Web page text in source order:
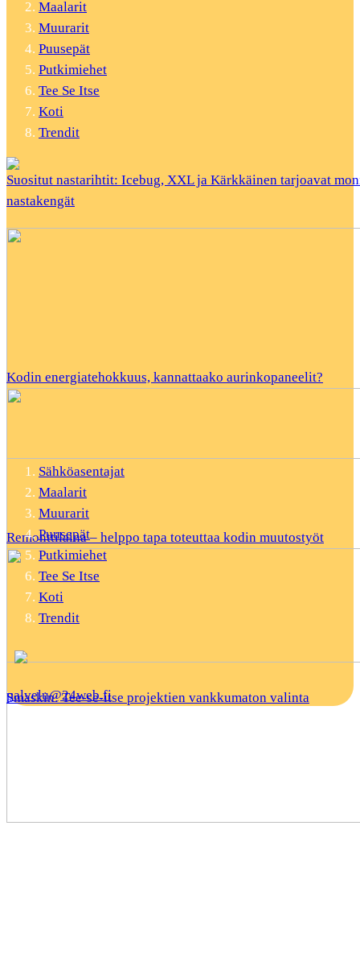
Maalarit
Muurarit
Puusepät
Putkimiehet
Tee Se Itse
Koti
Trendit
Suositut nastarihtit: Icebug, XXL ja Kärkkäinen tarjoavat
nastakengät
Kodin energiatehokkuus, kannattaako aurinkopaneelit?
Remonttilaina – helppo tapa toteuttaa kodin muutostyöt
Smaskin: Tee-se-itse projektien vankkumaton valinta
Sähköasentajat
Maalarit
Muurarit
Puusepät
Putkimiehet
Tee Se Itse
Koti
Trendit
palvelu@24web.fi